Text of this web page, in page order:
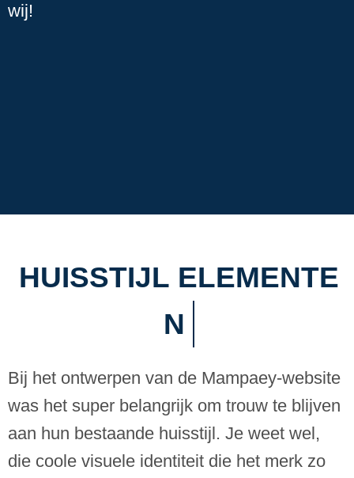
wij!
HUISSTIJL ELEMENTE
N
Bij het ontwerpen van de Mampaey-website
was het super belangrijk om trouw te blijven
aan hun bestaande huisstijl. Je weet wel,
die coole visuele identiteit die het merk zo